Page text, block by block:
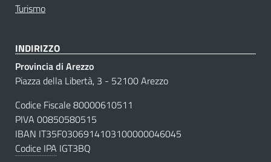
Turismo
INDIRIZZO
Provincia di Arezzo
Piazza della Libertà, 3 - 52100 Arezzo
Codice Fiscale 80000610511
PIVA 00850580515
IBAN IT35F0306914103100000046045
Codice IPA IGT3BQ